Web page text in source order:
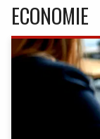
ECONOMIE